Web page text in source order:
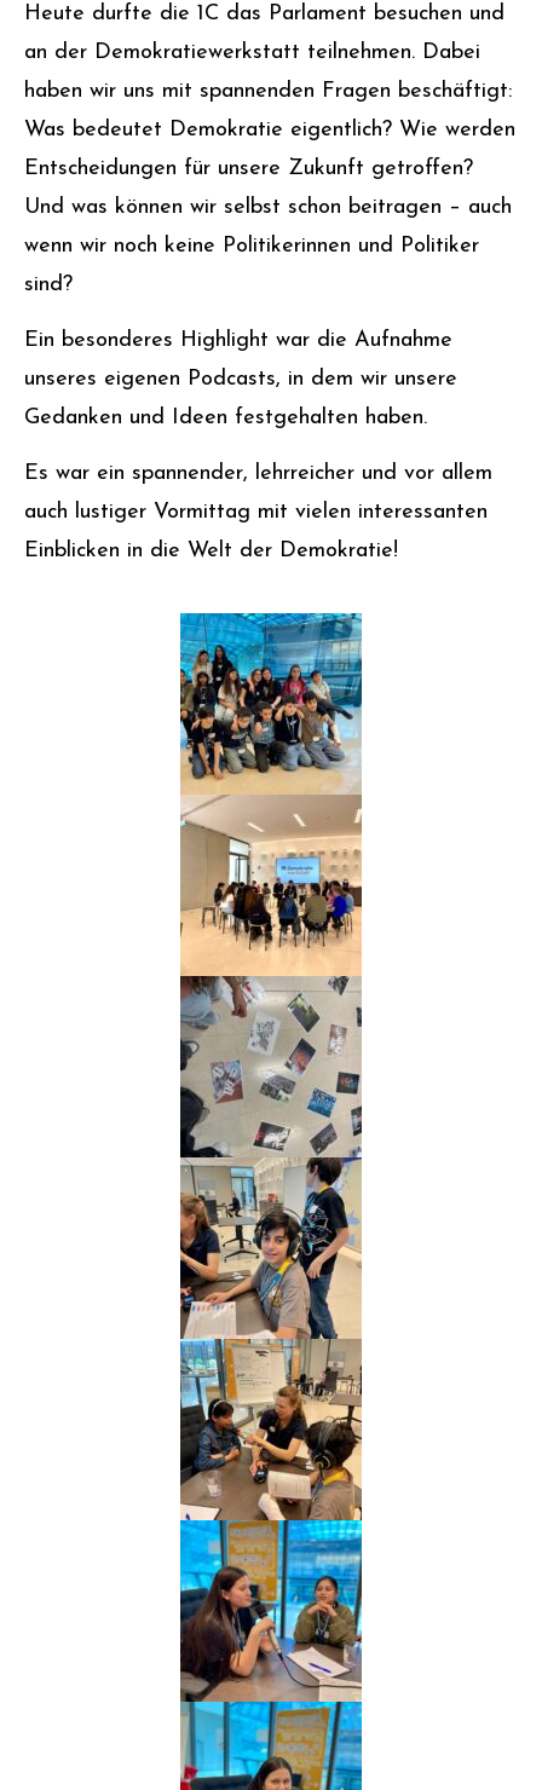
Heute durfte die 1C das Parlament besuchen und
an der Demokratiewerkstatt teilnehmen. Dabei
haben wir uns mit spannenden Fragen beschäftigt:
Was bedeutet Demokratie eigentlich? Wie werden
Entscheidungen für unsere Zukunft getroffen?
Und was können wir selbst schon beitragen – auch
wenn wir noch keine Politikerinnen und Politiker
sind?
Ein besonderes Highlight war die Aufnahme
unseres eigenen Podcasts, in dem wir unsere
Gedanken und Ideen festgehalten haben.
Es war ein spannender, lehrreicher und vor allem
auch lustiger Vormittag mit vielen interessanten
Einblicken in die Welt der Demokratie!